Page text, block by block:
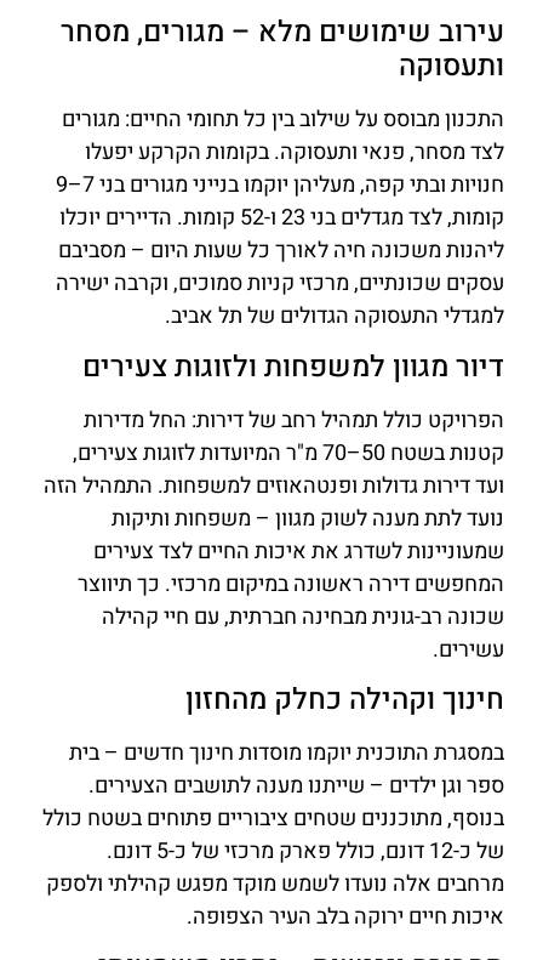
עירוב שימושים מלא – מגורים, מסחר
ותעסוקה
התכנון מבוסס על שילוב בין כל תחומי החיים: מגורים
לצד מסחר, פנאי ותעסוקה. בקומות הקרקע יפעלו
חנויות ובתי קפה, מעליהן יוקמו בנייני מגורים בני 7–9
קומות, לצד מגדלים בני 23 ו-52 קומות. הדיירים יוכלו
ליהנות משכונה חיה לאורך כל שעות היום – מסביבם
עסקים שכונתיים, מרכזי קניות סמוכים, וקרבה ישירה
למגדלי התעסוקה הגדולים של תל אביב.
דיור מגוון למשפחות ולזוגות צעירים
הפרויקט כולל תמהיל רחב של דירות: החל מדירות
קטנות בשטח 50–70 מ"ר המיועדות לזוגות צעירים,
ועד דירות גדולות ופנטהאוזים למשפחות. התמהיל הזה
נועד לתת מענה לשוק מגוון – משפחות ותיקות
שמעוניינות לשדרג את איכות החיים לצד צעירים
המחפשים דירה ראשונה במיקום מרכזי. כך תיווצר
שכונה רב-גונית מבחינה חברתית, עם חיי קהילה
עשירים.
חינוך וקהילה כחלק מהחזון
במסגרת התוכנית יוקמו מוסדות חינוך חדשים – בית
ספר וגן ילדים – שייתנו מענה לתושבים הצעירים.
בנוסף, מתוכננים שטחים ציבוריים פתוחים בשטח כולל
של כ-12 דונם, כולל פארק מרכזי של כ-5 דונם.
מרחבים אלה נועדו לשמש מוקד מפגש קהילתי ולספק
איכות חיים ירוקה בלב העיר הצפופה.